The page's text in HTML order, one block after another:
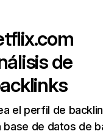
de
el perfil de
de datos de